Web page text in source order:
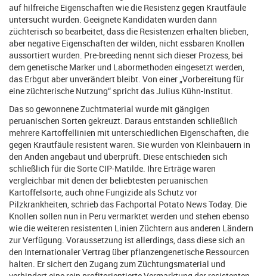
auf hilfreiche Eigenschaften wie die Resistenz gegen Krautfäule
untersucht wurden. Geeignete Kandidaten wurden dann
züchterisch so bearbeitet, dass die Resistenzen erhalten blieben,
aber negative Eigenschaften der wilden, nicht essbaren Knollen
aussortiert wurden. Pre-breeding nennt sich dieser Prozess, bei
dem genetische Marker und Labormethoden eingesetzt werden,
das Erbgut aber unverändert bleibt. Von einer „Vorbereitung für
eine züchterische Nutzung“ spricht das Julius Kühn-Institut.
Das so gewonnene Zuchtmaterial wurde mit gängigen
peruanischen Sorten gekreuzt. Daraus entstanden schließlich
mehrere Kartoffellinien mit unterschiedlichen Eigenschaften, die
gegen Krautfäule resistent waren. Sie wurden von Kleinbauern in
den Anden angebaut und überprüft. Diese entschieden sich
schließlich für die Sorte CIP-Matilde. Ihre Erträge waren
vergleichbar mit denen der beliebtesten peruanischen
Kartoffelsorte, auch ohne Fungizide als Schutz vor
Pilzkrankheiten, schrieb das Fachportal Potato News Today. Die
Knollen sollen nun in Peru vermarktet werden und stehen ebenso
wie die weiteren resistenten Linien Züchtern aus anderen Ländern
zur Verfügung. Voraussetzung ist allerdings, dass diese sich an
den Internationaler Vertrag über pflanzengenetische Ressourcen
halten. Er sichert den Zugang zum Züchtungsmaterial und